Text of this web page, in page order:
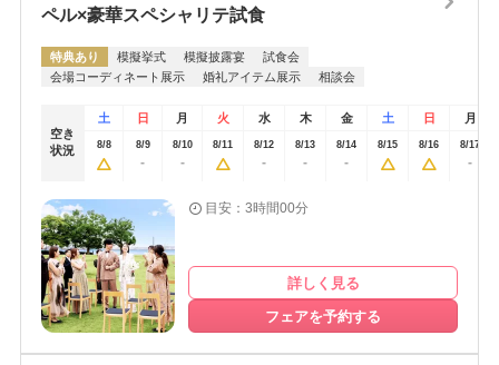
ペル×豪華スペシャリテ試食
特典あり 模擬挙式 模擬披露宴
試食会
会場コーディネート展示
婚礼アイテム展示 相談会
空き
状況
土 日 月 火 水 木 金 土 日 月
8/8 8/9
-
8/10
-
8/11 8/12
-
8/13
-
8/14
-
8/15 8/16 8/17
-
目安：3時間00分
詳しく見る
フェアを予約する